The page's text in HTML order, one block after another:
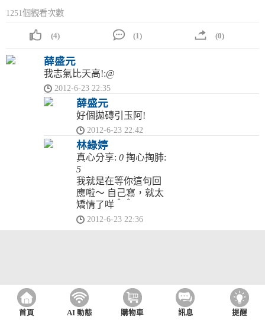
1251個觀看次數
(4) (1) (0)
薛盛元
我志氣比天高!:@
2012-6-23 22:35
薛盛元
好個拋磚引玉阿!
2012-6-23 22:42
林綠婷
真心分享: 0掏心掏肺:
5
我就是在等你這句回
應啦～ 自己寫，就太
矯情了咩＾＾
2012-6-23 22:36
首頁 AI 動態 購物車 訊息 提醒